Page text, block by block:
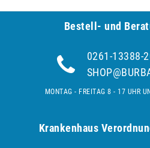
Bestell- und
0261-13388-
MONTAG - FREITAG 8 - 17 UHR
Krankenhaus